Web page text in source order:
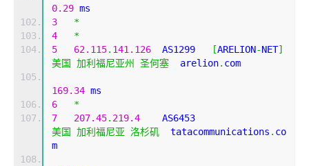
0.29 ms
3
*
4
*
5
62.115. 141.126
  AS1299
[ARELION-NET]
美国
加利福尼亚州 圣何塞
  arelion
. com
169.34 ms
6
*
7
207.45. 219.4
美国
加利福尼亚 洛杉矶
  tatacommunications
. co
m